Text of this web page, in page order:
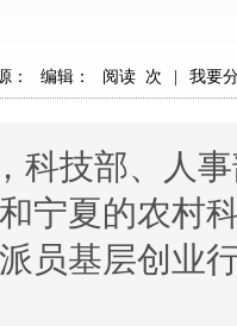
： 编辑： 阅读 次 我要
科技部、人
宁夏的农村
员基层创业